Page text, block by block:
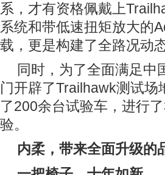
系，才有资格佩戴上
系统和带低速扭矩放大的
载，更是构建了全路况动
同时，为了全面满足中
门开辟了Trailhawk测试
了200余台试验车，进行
验。
内柔，带来全面升级的